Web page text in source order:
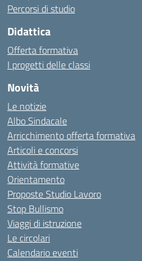
Percorsi di studio
Didattica
Offerta formativa
I progetti delle classi
Novità
Le notizie
Albo Sindacale
Arricchimento offerta formativa
Articoli e concorsi
Attività formative
Orientamento
Proposte Studio Lavoro
Stop Bullismo
Viaggi di istruzione
Le circolari
Calendario eventi